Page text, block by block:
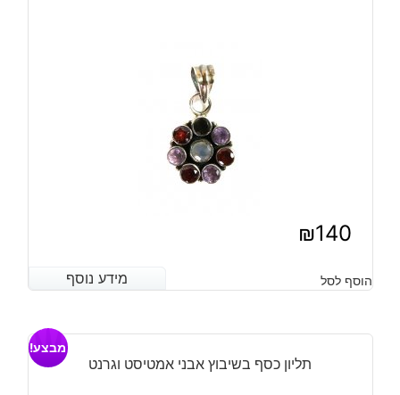
₪140
מידע נוסף הוסף לסל מידע נוסף
תליון כסף בשיבוץ אבני אמטיסט וגרנט
מבצע!